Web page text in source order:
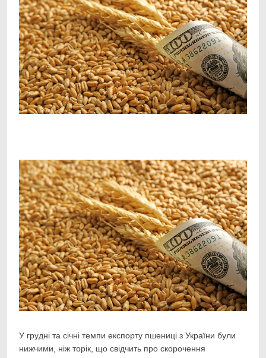
Link
У грудні та січні темпи експорту пшениці з України були
нижчими, ніж торік, що свідчить про скорочення